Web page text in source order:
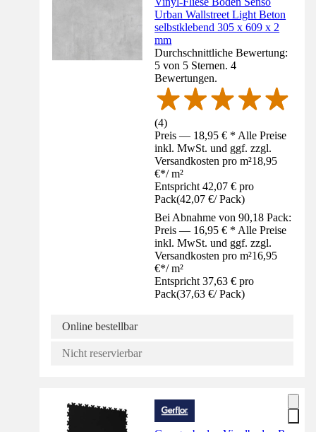
Urban Wallstreet Light Beton
selbstklebend 305 x 609 x 2
mm
Durchschnittliche Bewertung:
5 von 5 Sternen. 4
Bewertungen.
(4)
Preis — 18,95 € * Alle Preise
inkl. MwSt. und ggf. zzgl.
Versandkosten pro m²18,95
€*/ m²
Entspricht 42,07 € pro
Pack(42,07 €/ Pack)
Bei Abnahme von 90,18 Pack:
Preis — 16,95 € * Alle Preise
inkl. MwSt. und ggf. zzgl.
Versandkosten pro m²16,95
€*/ m²
Entspricht 37,63 € pro
Pack(37,63 €/ Pack)
Online bestellbar
Nicht reservierbar